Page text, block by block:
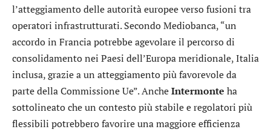
l’atteggiamento delle autorità europee verso fusioni tra
operatori infrastrutturati. SecondoMediobanca, “un
accordo in Francia potrebbe agevolare il percorso di
consolidamento nei Paesi dell’Europa meridionale, Italia
inclusa, grazie a un atteggiamento più favorevole da
parte della Commissione Ue”. AncheIntermonte ha
sottolineato che un contesto più stabile e regolatori più
flessibili potrebbero favorire una maggiore efficienza